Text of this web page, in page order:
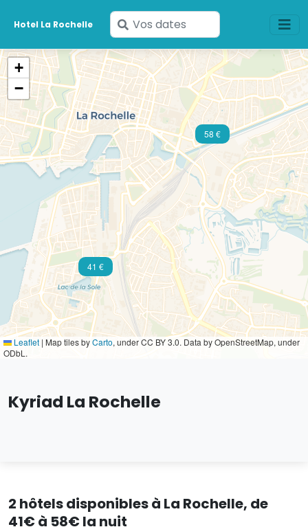
Hotel La Rochelle
Saisissez
vos
dates
58 €
41 €
+
−
Leaflet | Map tiles byCarto, under CC BY 3.0. Data by OpenStreetMap, under
ODbL.
Kyriad La Rochelle
2 hôtels disponibles à La Rochelle, de
41€ à 58€ la nuit